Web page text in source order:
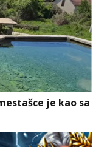
je kao sa